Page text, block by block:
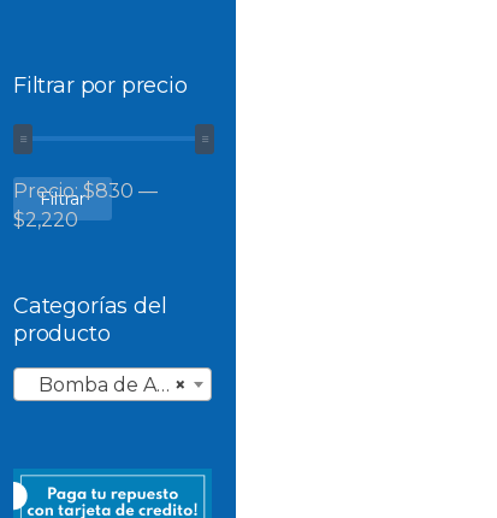
Filtrar por precio
Precio
mínimo
Precio
máximo
Filtrar
Precio:$830 —
$2,220
Categorías del
producto
×
Bomba de Agua